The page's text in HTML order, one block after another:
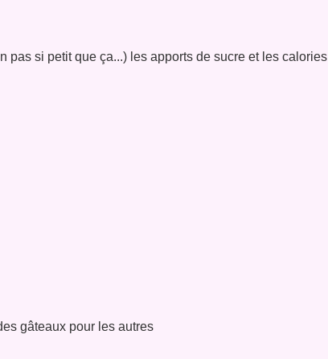
pas si petit que ça...) les apports de sucre et les calories
gâteaux pour les autres